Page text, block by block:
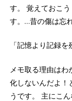
す。 覚えておこ
す。…昔の傷は忘
「記憶より記録
メモ取る理由は
化しないんだよ！
うです。 主にこ